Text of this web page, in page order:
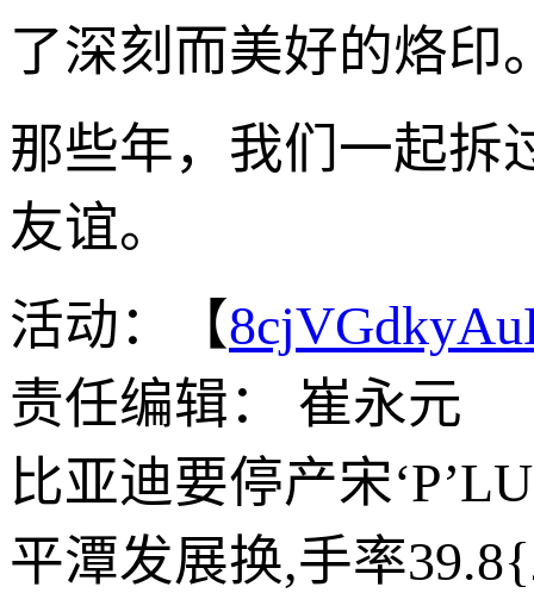
了深刻而美好的烙印
那些年，我们一起拆
友谊。
活动：【
责任编辑： 崔永元
比亚迪要停产宋
平潭发展换,手率